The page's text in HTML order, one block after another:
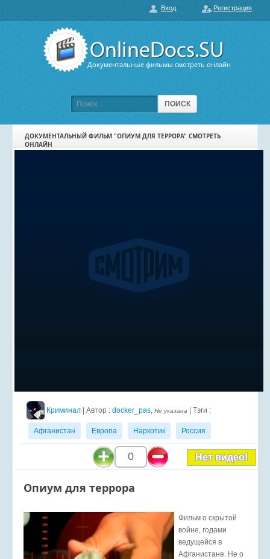
Документальные фильмы смотреть онлайн
ПОИСК
О нас
Вход Регистрация
ПОПУЛЯРНЫЕ
ПОДБОРКИ ФИЛЬМОВ
ДОКУМЕНТАЛЬНЫЙ ФИЛЬМ "ОПИУМ ДЛЯ ТЕРРОРА" СМОТРЕТЬ
ОНЛАЙН
Криминал | Автор : docker_pas, Не указана | Тэги :
Афганистан Европа Наркотик Россия
0 Нет видео!
Опиум для террора
Фильм о скрытой
войне, годами
ведущейся в
Афганистане. Не о